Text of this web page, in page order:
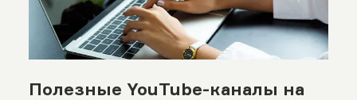
Полезные YouTube-каналы на